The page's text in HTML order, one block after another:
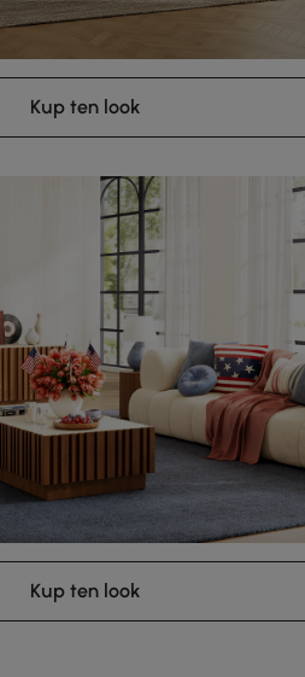
Kup ten look
Kup ten look